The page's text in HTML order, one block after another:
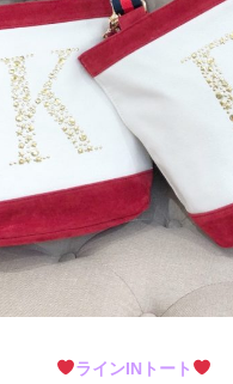
ラインINトート